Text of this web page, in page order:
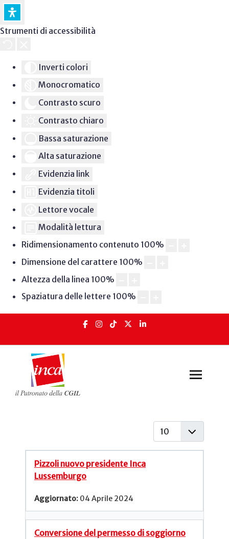
Strumenti di accessibilità
Inverti colori
Monocromatico
Contrasto scuro
Contrasto chiaro
Bassa saturazione
Alta saturazione
Evidenzia link
Evidenzia titoli
Lettore vocale
Modalità lettura
Ridimensionamento contenuto 100%
Dimensione del carattere 100%
Altezza della linea 100%
Spaziatura delle lettere 100%
Visualizza #
Pizzoli nuovo presidente Inca
Lussemburgo
04 Aprile 2024
Conversione del permesso di soggiorno